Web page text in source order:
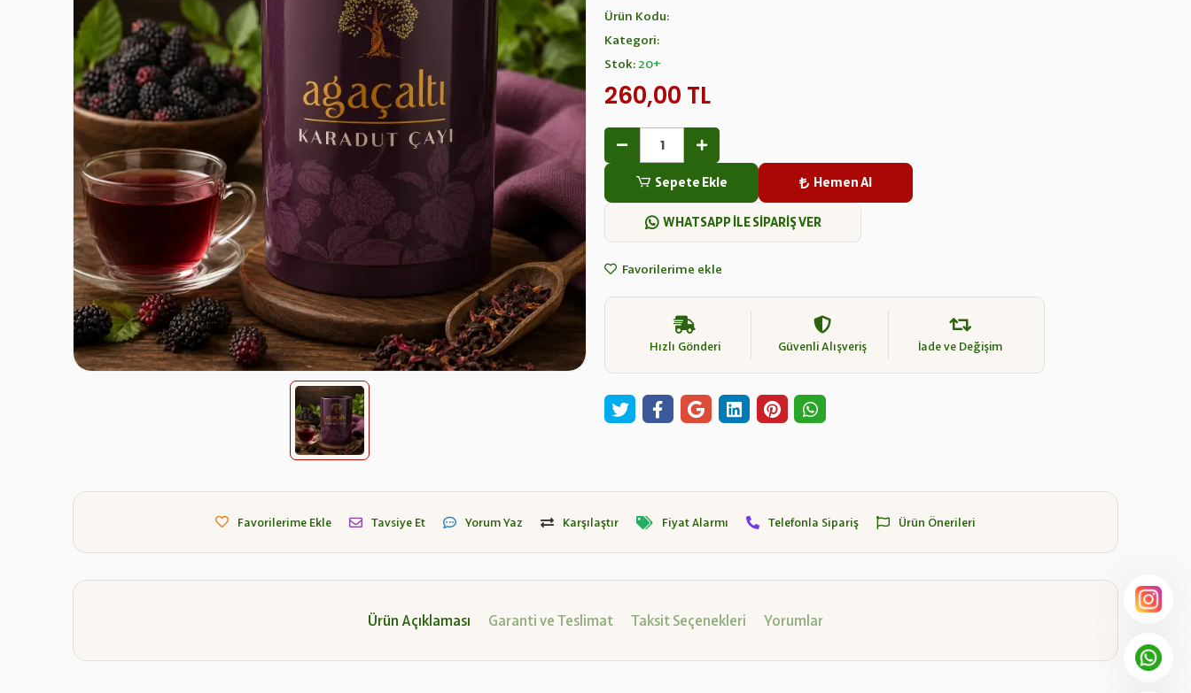
Ürün Kodu:
Kategori:
Stok:20+
260,00 TL
Sepete Ekle Hemen Al
WHATSAPP İLE SİPARİŞ VER
Favorilerime ekle
Hızlı Gönderi Güvenli Alışveriş İade ve Değişim
Favorilerime Ekle Tavsiye Et Yorum Yaz Karşılaştır Fiyat Alarmı Telefonla Sipariş Ürün Önerileri
Ürün Açıklaması Garanti ve Teslimat Taksit Seçenekleri Yorumlar